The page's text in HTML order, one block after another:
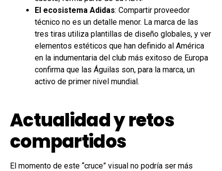
El ecosistema Adidas: Compartir proveedor
técnico no es un detalle menor. La marca de las
tres tiras utiliza plantillas de diseño globales, y ver
elementos estéticos que han definido al América
en la indumentaria del club más exitoso de Europa
confirma que las Águilas son, para la marca, un
activo de primer nivel mundial.
Actualidad y retos
compartidos
El momento de este “cruce” visual no podría ser más